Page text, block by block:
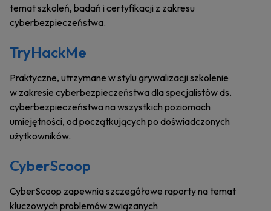
temat szkoleń, badań i certyfikacji z zakresu
cyberbezpieczeństwa.
TryHackMe
Praktyczne, utrzymane w stylu grywalizacji szkolenie
w zakresie cyberbezpieczeństwa dla specjalistów ds.
cyberbezpieczeństwa na wszystkich poziomach
umiejętności, od początkujących po doświadczonych
użytkowników.
CyberScoop
CyberScoop zapewnia szczegółowe raporty na temat
kluczowych problemów związanych